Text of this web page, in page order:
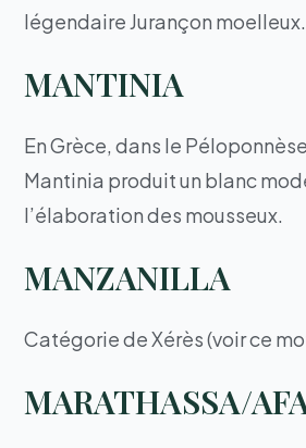
légendaire Jurançon moelleux.
MANTINIA
En Grèce, dans le
Mantinia produit un blanc
l’élaboration des mousseux.
MANZANILLA
Catégorie de Xérès (voir ce
MARATHASSA/